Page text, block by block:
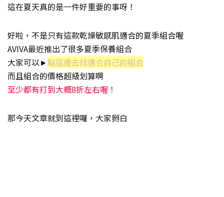
這在夏天真的是一件好重要的事呀！
好啦，不是只有這款乾燥敏感肌適合的夏季組合喔
AVIVA最近推出了很多夏季保養組合
大家可以►點這邊去找適合自己的組合
而且組合的價格超級划算啊
至少都有打到大概8折左右喔！
那今天文章就到這裡囉，大家掰白